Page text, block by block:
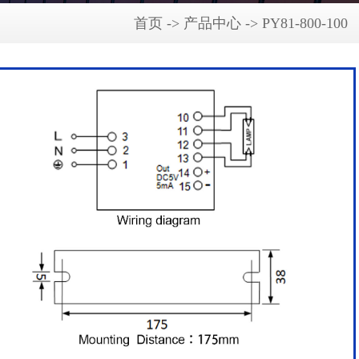
首页 -> 产品中心 -> PY81-800-100